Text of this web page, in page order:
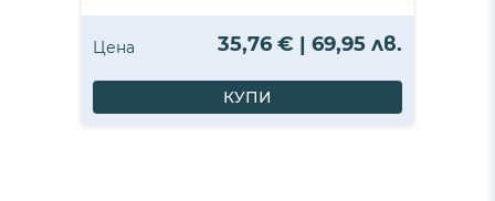
Цена 35,76 € | 69,95 лв.
КУПИ